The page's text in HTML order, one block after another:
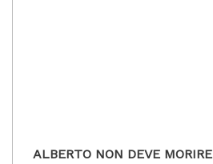
ALBERTO NON DEVE MORIRE